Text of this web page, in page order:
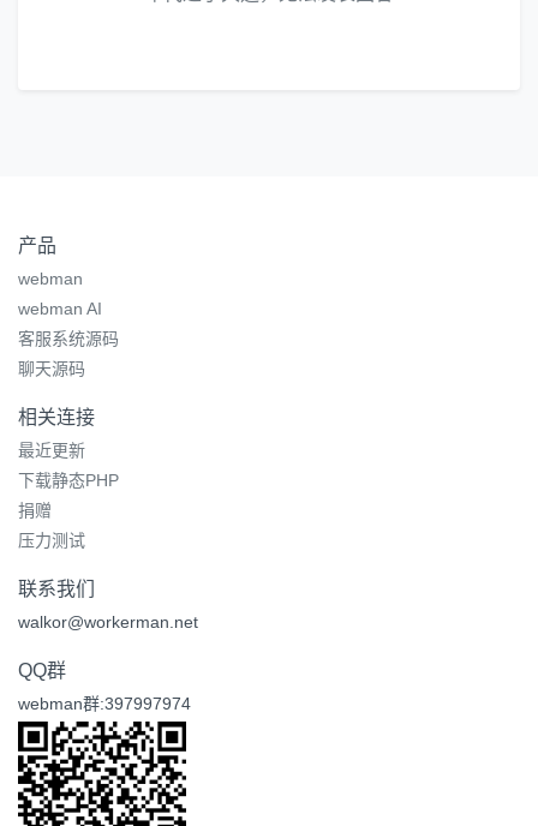
产品
webman
webman AI
客服系统源码
聊天源码
相关连接
最近更新
下载静态PHP
捐赠
压力测试
联系我们
walkor@workerman.net
QQ群
webman群:397997974